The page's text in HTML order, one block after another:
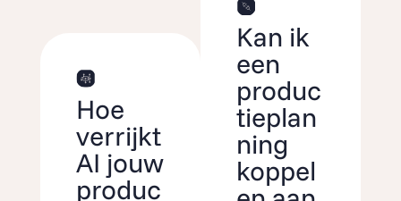
Hoe
verrijkt
AI jouw
produc
Kan ik
een
produc
tieplan
ning
koppel